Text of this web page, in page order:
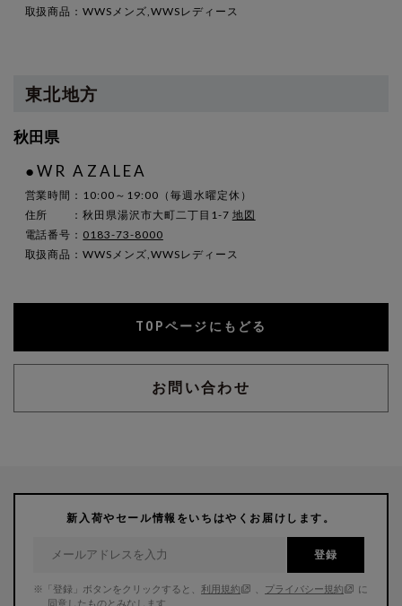
取扱商品：WWSメンズ,WWSレディース
東北地方
秋田県
●WR AZALEA
営業時間：10:00～19:00（毎週水曜定休）
住所 ：秋田県湯沢市大町二丁目1-7 地図
電話番号： 0183-73-8000
取扱商品：WWSメンズ,WWSレディース
TOPページにもどる
お問い合わせ
新入荷やセール情報をいちはやくお届けします。
登録
※「登録」ボタンをクリックすると、 利用規約 プライバシー規約
に
同意したものとみなします